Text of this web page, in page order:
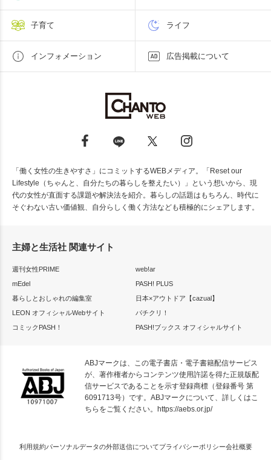
子育て ライフ
インフォメーション 広告掲載について
「働く女性の生きやすさ」にコミットするWEBメディア。「Reset our
Lifestyle（ちゃんと、自分たちの暮らしを整えたい）」という想いから、現
代の女性が直面する課題や解決法を紹介。暮らしの話題はもちろん、時代に
そぐわない古い価値観、自分らしく働く方法なども積極的にシェアします。
主婦と生活社 関連サイト
週刊女性PRIME
web!ar
mEdel
PASH! PLUS
暮らしとおしゃれの編集室
日本×アウトドア【cazual】
LEON オフィシャルWebサイト
パチクリ！
コミックPASH！
PASH!ブックス オフィシャルサイト
ABJマークは、この電子書店・電子書籍配信サービス
が、著作権者からコンテンツ使用許諾を得た正規版配
信サービスであることを示す登録商標（登録番号 第
6091713号）です。ABJマークについて、詳しくはこ
ちらをご覧ください。
https://aebs.or.jp/
利用規約パーソナルデータの外部送信についてプライバシーポリシー会社概要